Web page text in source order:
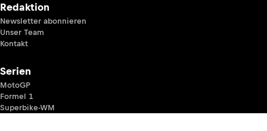
Redaktion
Newsletter abonnieren
Unser Team
Kontakt
Serien
MotoGP
Formel 1
Superbike-WM